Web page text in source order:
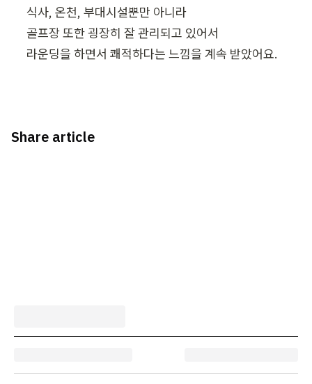
식사, 온천, 부대시설뿐만 아니라
골프장 또한 굉장히 잘 관리되고 있어서
라운딩을 하면서 쾌적하다는 느낌을 계속 받았어요.
Share article